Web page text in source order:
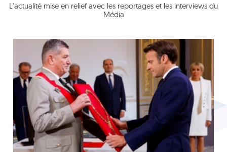
L'actualité mise en relief avec les reportages et les interviews du
Média